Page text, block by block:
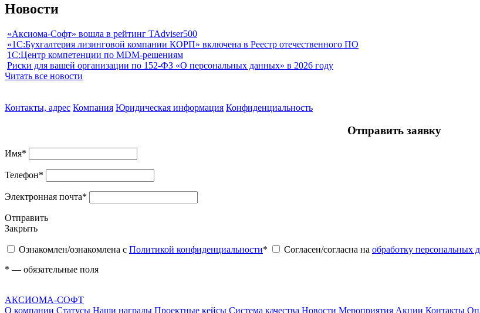
Новости
«Аксиома-Софт» вошла в рейтинг TAdviser500
«1С:Бухгалтерия лизинговой компании КОРП» включена в Реестр отечественного ПО
1С:Центр компетенции по MDM-решениям
Риски для вашей организации по 152-ФЗ «О персональных данных» в 2026 году
Читать все новости
Контакты, адрес Компания Юридическая информация Конфиденциальность
Отправить заявку
Имя*
Телефон*
Электронная почта*
Отправить
Закрыть
Ознакомлен/ознакомлена с Политикой конфиденциальности* Согласен/согласна на обработку персональных
* — обязательные поля
АКСИОМА-СОФТ
О компании Статусы Наши награды Проектные кейсы Система качества Новости Мероприятия Акции Контакты